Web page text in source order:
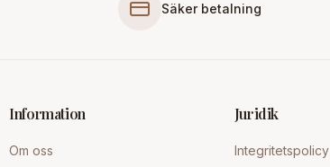
Säker betalning
Information
Om oss
Juridik
Integritetspolicy